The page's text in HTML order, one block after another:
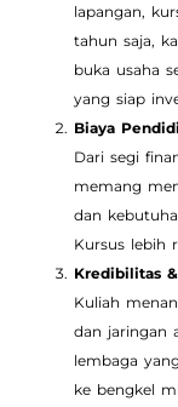
lapangan,
tahun saja,
buka usaha
yang siap
Biaya
Dari segi
memang
dan
Kursus lebih
Kredibilitas
Kuliah
dan jaringan
lembaga
ke bengkel